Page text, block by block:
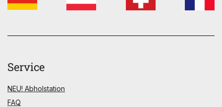
Service
NEU! Abholstation
FAQ